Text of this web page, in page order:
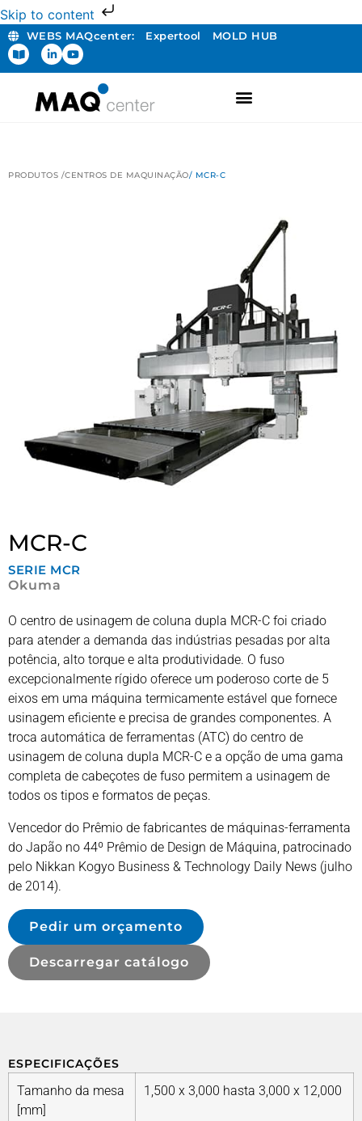
Skip to content
WEBS MAQcenter: Expertool MOLD HUB
PRODUTOS /CENTROS DE MAQUINAÇÃO/ MCR-C
MCR-C
SERIE MCR
Okuma
O centro de usinagem de coluna dupla MCR-C foi criado
para atender a demanda das indústrias pesadas por alta
potência, alto torque e alta produtividade. O fuso
excepcionalmente rígido oferece um poderoso corte de 5
eixos em uma máquina termicamente estável que fornece
usinagem eficiente e precisa de grandes componentes. A
troca automática de ferramentas (ATC) do centro de
usinagem de coluna dupla MCR-C e a opção de uma gama
completa de cabeçotes de fuso permitem a usinagem de
todos os tipos e formatos de peças.
Vencedor do Prêmio de fabricantes de máquinas-ferramenta
do Japão no 44º Prêmio de Design de Máquina, patrocinado
pelo Nikkan Kogyo Business & Technology Daily News (julho
de 2014).
Pedir um orçamento
Descarregar catálogo
ESPECIFICAÇÕES
Tamanho da mesa
[mm]
1,500 x 3,000 hasta 3,000 x 12,000